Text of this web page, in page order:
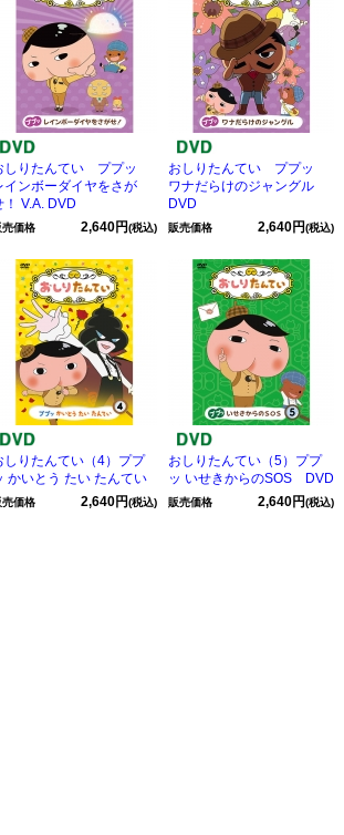
しりたんてい ププッ
インボーダイヤをさが
！ V.A. DVD
売価格 2,640円(税込)
おしりたんてい ププッ
ワナだらけのジャングル
DVD
販売価格 2,640円(税込)
しりたんてい（4）ププ
かいとう たい たんてい
売価格 2,640円(税込)
おしりたんてい（5）ププ
ッ いせきからのSOS DVD
販売価格 2,640円(税込)